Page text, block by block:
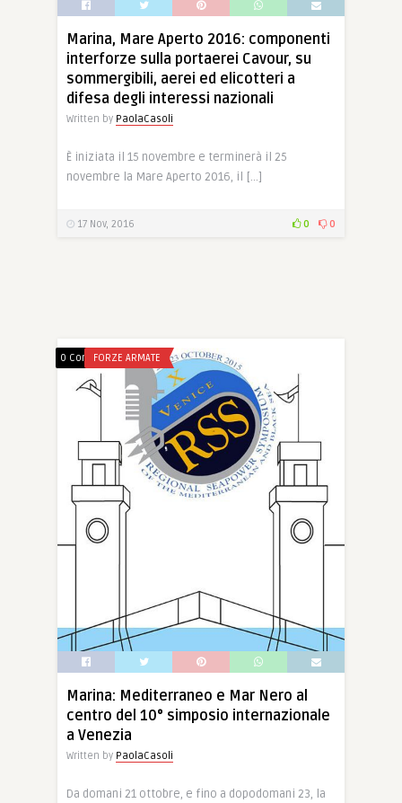
Marina, Mare Aperto 2016: componenti
interforze sulla portaerei Cavour, su
sommergibili, aerei ed elicotteri a
difesa degli interessi nazionali
Written by PaolaCasoli
È iniziata il 15 novembre e terminerà il 25
novembre la Mare Aperto 2016, il […]
17 Nov, 2016 0 0
0 CommentsFORZE ARMATE
Marina: Mediterraneo e Mar Nero al
centro del 10° simposio internazionale
a Venezia
Written by PaolaCasoli
Da domani 21 ottobre, e fino a dopodomani 23, la